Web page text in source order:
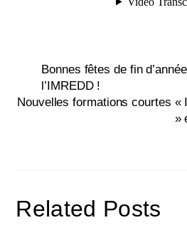
Bonnes fêtes de fin
l’IMREDD !
Nouvelles formations courtes «
»
Related Posts